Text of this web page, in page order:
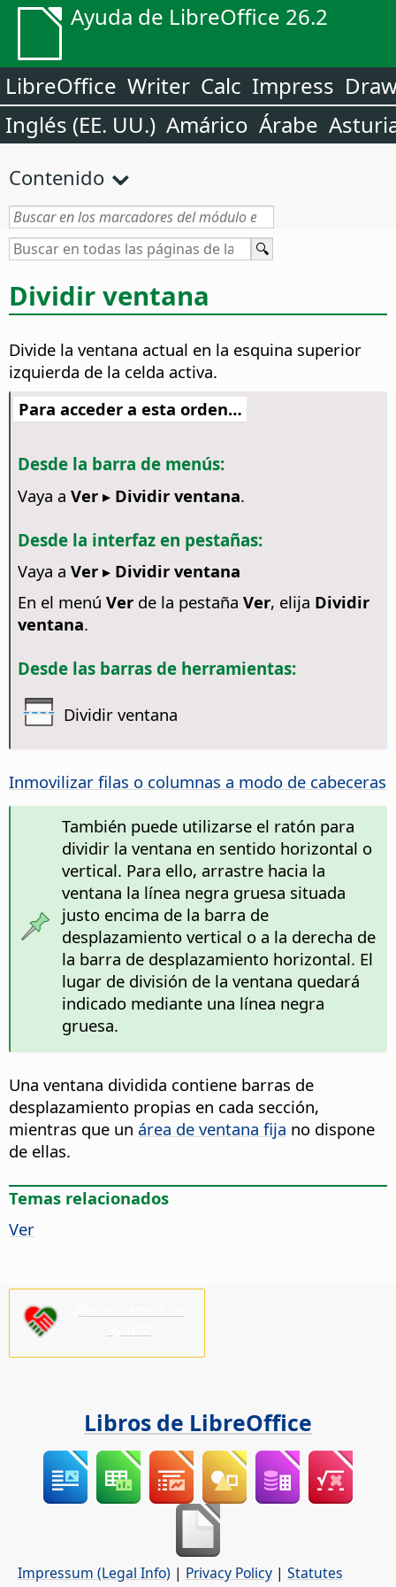
Ayuda de LibreOffice 26.2
LibreOffice Writer Calc Impress
Inglés (EE. UU.) Amárico Árabe
Contenido
Dividir ventana
Divide la ventana actual en la esquina superior
izquierda de la celda activa.
Para acceder a esta orden…
Desde la barra de menús:
Vaya a Ver ▸ Dividir ventana.
Desde la interfaz en pestañas:
Vaya a Ver ▸ Dividir ventana
En el menú Verde la pestaña Ver, elija Dividir
ventana.
Desde las barras de herramientas:
Dividir ventana
Inmovilizar filas o columnas a modo de cabeceras
También puede utilizarse el ratón para
dividir la ventana en sentido horizontal o
vertical. Para ello, arrastre hacia la
ventana la línea negra gruesa situada
justo encima de la barra de
desplazamiento vertical o a la derecha de
la barra de desplazamiento horizontal. El
lugar de división de la ventana quedará
indicado mediante una línea negra
gruesa.
Una ventana dividida contiene barras de
desplazamiento propias en cada sección,
mientras que un área de ventana fija no dispone
de ellas.
Temas relacionados
Ver
Libros de LibreOffice
Impressum (Legal Info) | Privacy Policy | Statutes